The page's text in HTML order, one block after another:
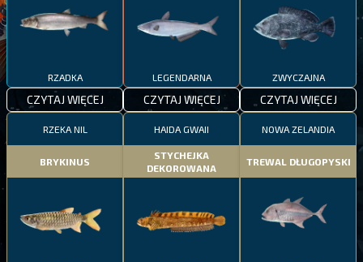
RZADKA
CZYTAJ WIĘCEJ
LEGENDARNA
CZYTAJ WIĘCEJ
ZWYCZAJNA
CZYTAJ WIĘCEJ
RZEKA NIL
BRYKINUS
HAIDA GWAII
STYCHEJKA
DEKOROWANA
NOWA ZELANDIA
TREWAL DŁUGOPYSKI